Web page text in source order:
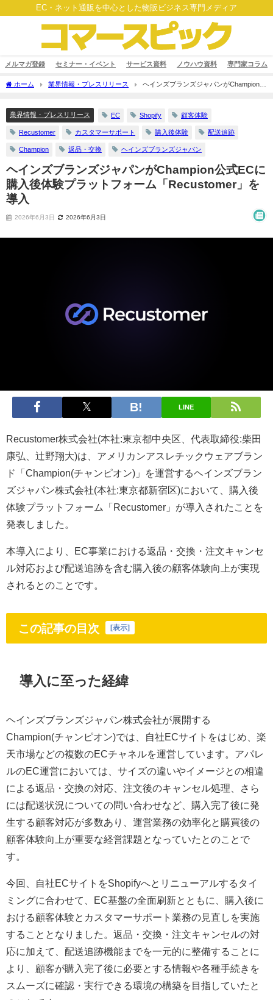
EC・ネット通販を中心とした物販ビジネス専門メディア
メルマガ登録 セミナー・イベント サービス資料 ノウハウ資料 専門家コラム
ホーム 業界情報・プレスリリース
ヘインズブランズジャパンがChampion公
業界情報・プレスリリース EC Shopify 顧客体験
Recustomer カスタマーサポート 購入後体験 配送追跡
Champion 返品・交換 ヘインズブランズジャパン
ヘインズブランズジャパンがChampion公式ECに
購入後体験プラットフォーム「Recustomer」を
導入
2026年6月3日 2026年6月3日
LINE
Recustomer株式会社(本社:東京都中央区、代表取締役:柴田
康弘、辻野翔大)は、アメリカンアスレチックウェアブラン
ド「Champion(チャンピオン)」を運営するヘインズブラン
ズジャパン株式会社(本社:東京都新宿区)において、購入後
体験プラットフォーム「Recustomer」が導入されたことを
発表しました。
本導入により、EC事業における返品・交換・注文キャンセ
ル対応および配送追跡を含む購入後の顧客体験向上が実現
されるとのことです。
この記事の目次 [表示]
導入に至った経緯
ヘインズブランズジャパン株式会社が展開する
Champion(チャンピオン)では、自社ECサイトをはじめ、楽
天市場などの複数のECチャネルを運営しています。アパレ
ルのEC運営においては、サイズの違いやイメージとの相違
による返品・交換の対応、注文後のキャンセル処理、さら
には配送状況についての問い合わせなど、購入完了後に発
生する顧客対応が多数あり、運営業務の効率化と購買後の
顧客体験向上が重要な経営課題となっていたとのことで
す。
今回、自社ECサイトをShopifyへとリニューアルするタイ
ミングに合わせて、EC基盤の全面刷新とともに、購入後に
おける顧客体験とカスタマーサポート業務の見直しを実施
することとなりました。返品・交換・注文キャンセルの対
応に加えて、配送追跡機能までを一元的に整備することに
より、顧客が購入完了後に必要とする情報や各種手続きを
スムーズに確認・実行できる環境の構築を目指していたと